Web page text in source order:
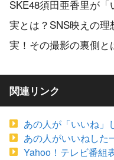
SKE48須田亜香里が
実とは？SNS映えの
実！その撮影の裏側と
関連リンク
あの人が「いいね」
あの人がいいねした
Yahoo！テレビ番組